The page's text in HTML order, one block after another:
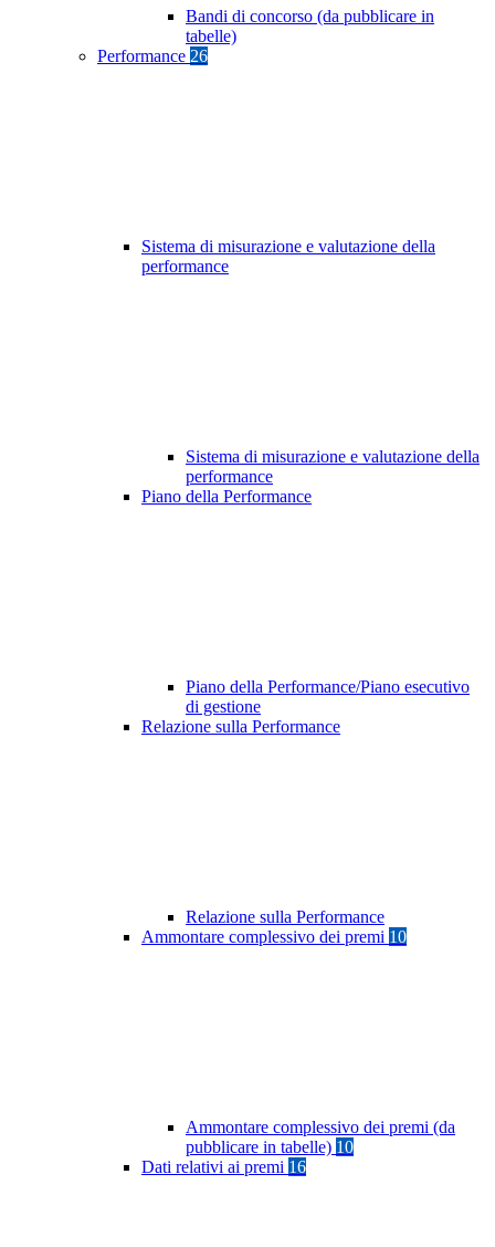
Bandi di concorso (da pubblicare in
tabelle)
Performance 26
Sistema di misurazione e valutazione della
performance
Sistema di misurazione e valutazione della
performance
Piano della Performance
Piano della Performance/Piano esecutivo
di gestione
Relazione sulla Performance
Relazione sulla Performance
Ammontare complessivo dei premi 10
Ammontare complessivo dei premi (da
pubblicare in tabelle) 10
Dati relativi ai premi 16